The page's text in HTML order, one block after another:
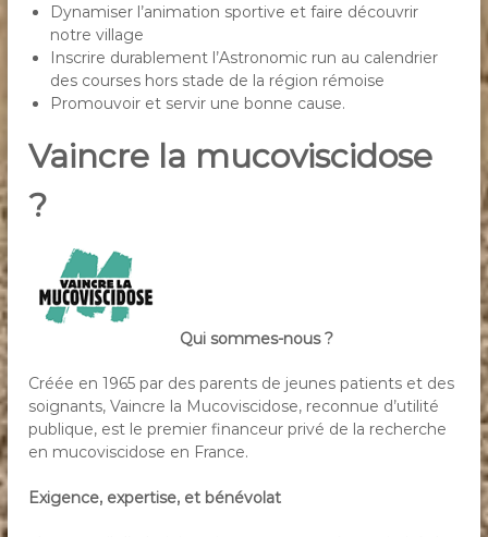
Dynamiser l’animation sportive et faire découvrir
notre village
Inscrire durablement l’Astronomic run au calendrier
des courses hors stade de la région rémoise
Promouvoir et servir une bonne cause.
Vaincre la mucoviscidose
?
Qui sommes-nous ?
Créée en 1965 par des parents de jeunes patients et des
soignants, Vaincre la Mucoviscidose, reconnue d’utilité
publique, est le premier financeur privé de la recherche
en mucoviscidose en France.
Exigence, expertise, et bénévolat